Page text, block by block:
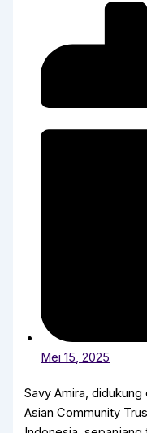
Mei 15, 2025
Savy Amira,
Asian Community